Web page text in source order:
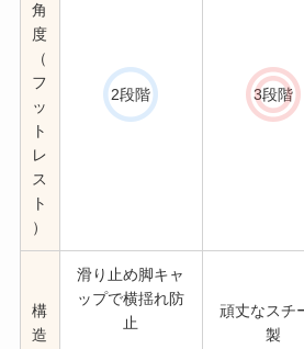
角
度
（
フ
ッ
ト
レ
ス
ト
）
2段階 3段階
構
造
滑り止め脚キャ
ップで横揺れ防
止
頑丈なスチ
製